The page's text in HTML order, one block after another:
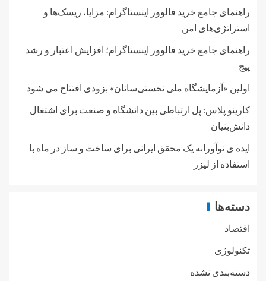
راهنمای جامع خرید فالوور اینستاگرام: مزایا، ریسک‌ها و
استراتژی‌های امن
راهنمای جامع خرید فالوور اینستاگرام؛ افزایش اعتبار و رشد
پیج
اولین «آزمایشگاه ملی نخستی‌سانان» بزودی افتتاح می شود
کارینو پلاس: پل ارتباطی بین دانشگاه و صنعت برای اشتغال
دانش‌بنیان
ایده ی نوآورانه یک محقق ایرانی برای ساخت و ساز در ماه با
استفاده از لیزر
دسته‌ها
اقتصاد
تکنولوژی
دسته‌بندی نشده